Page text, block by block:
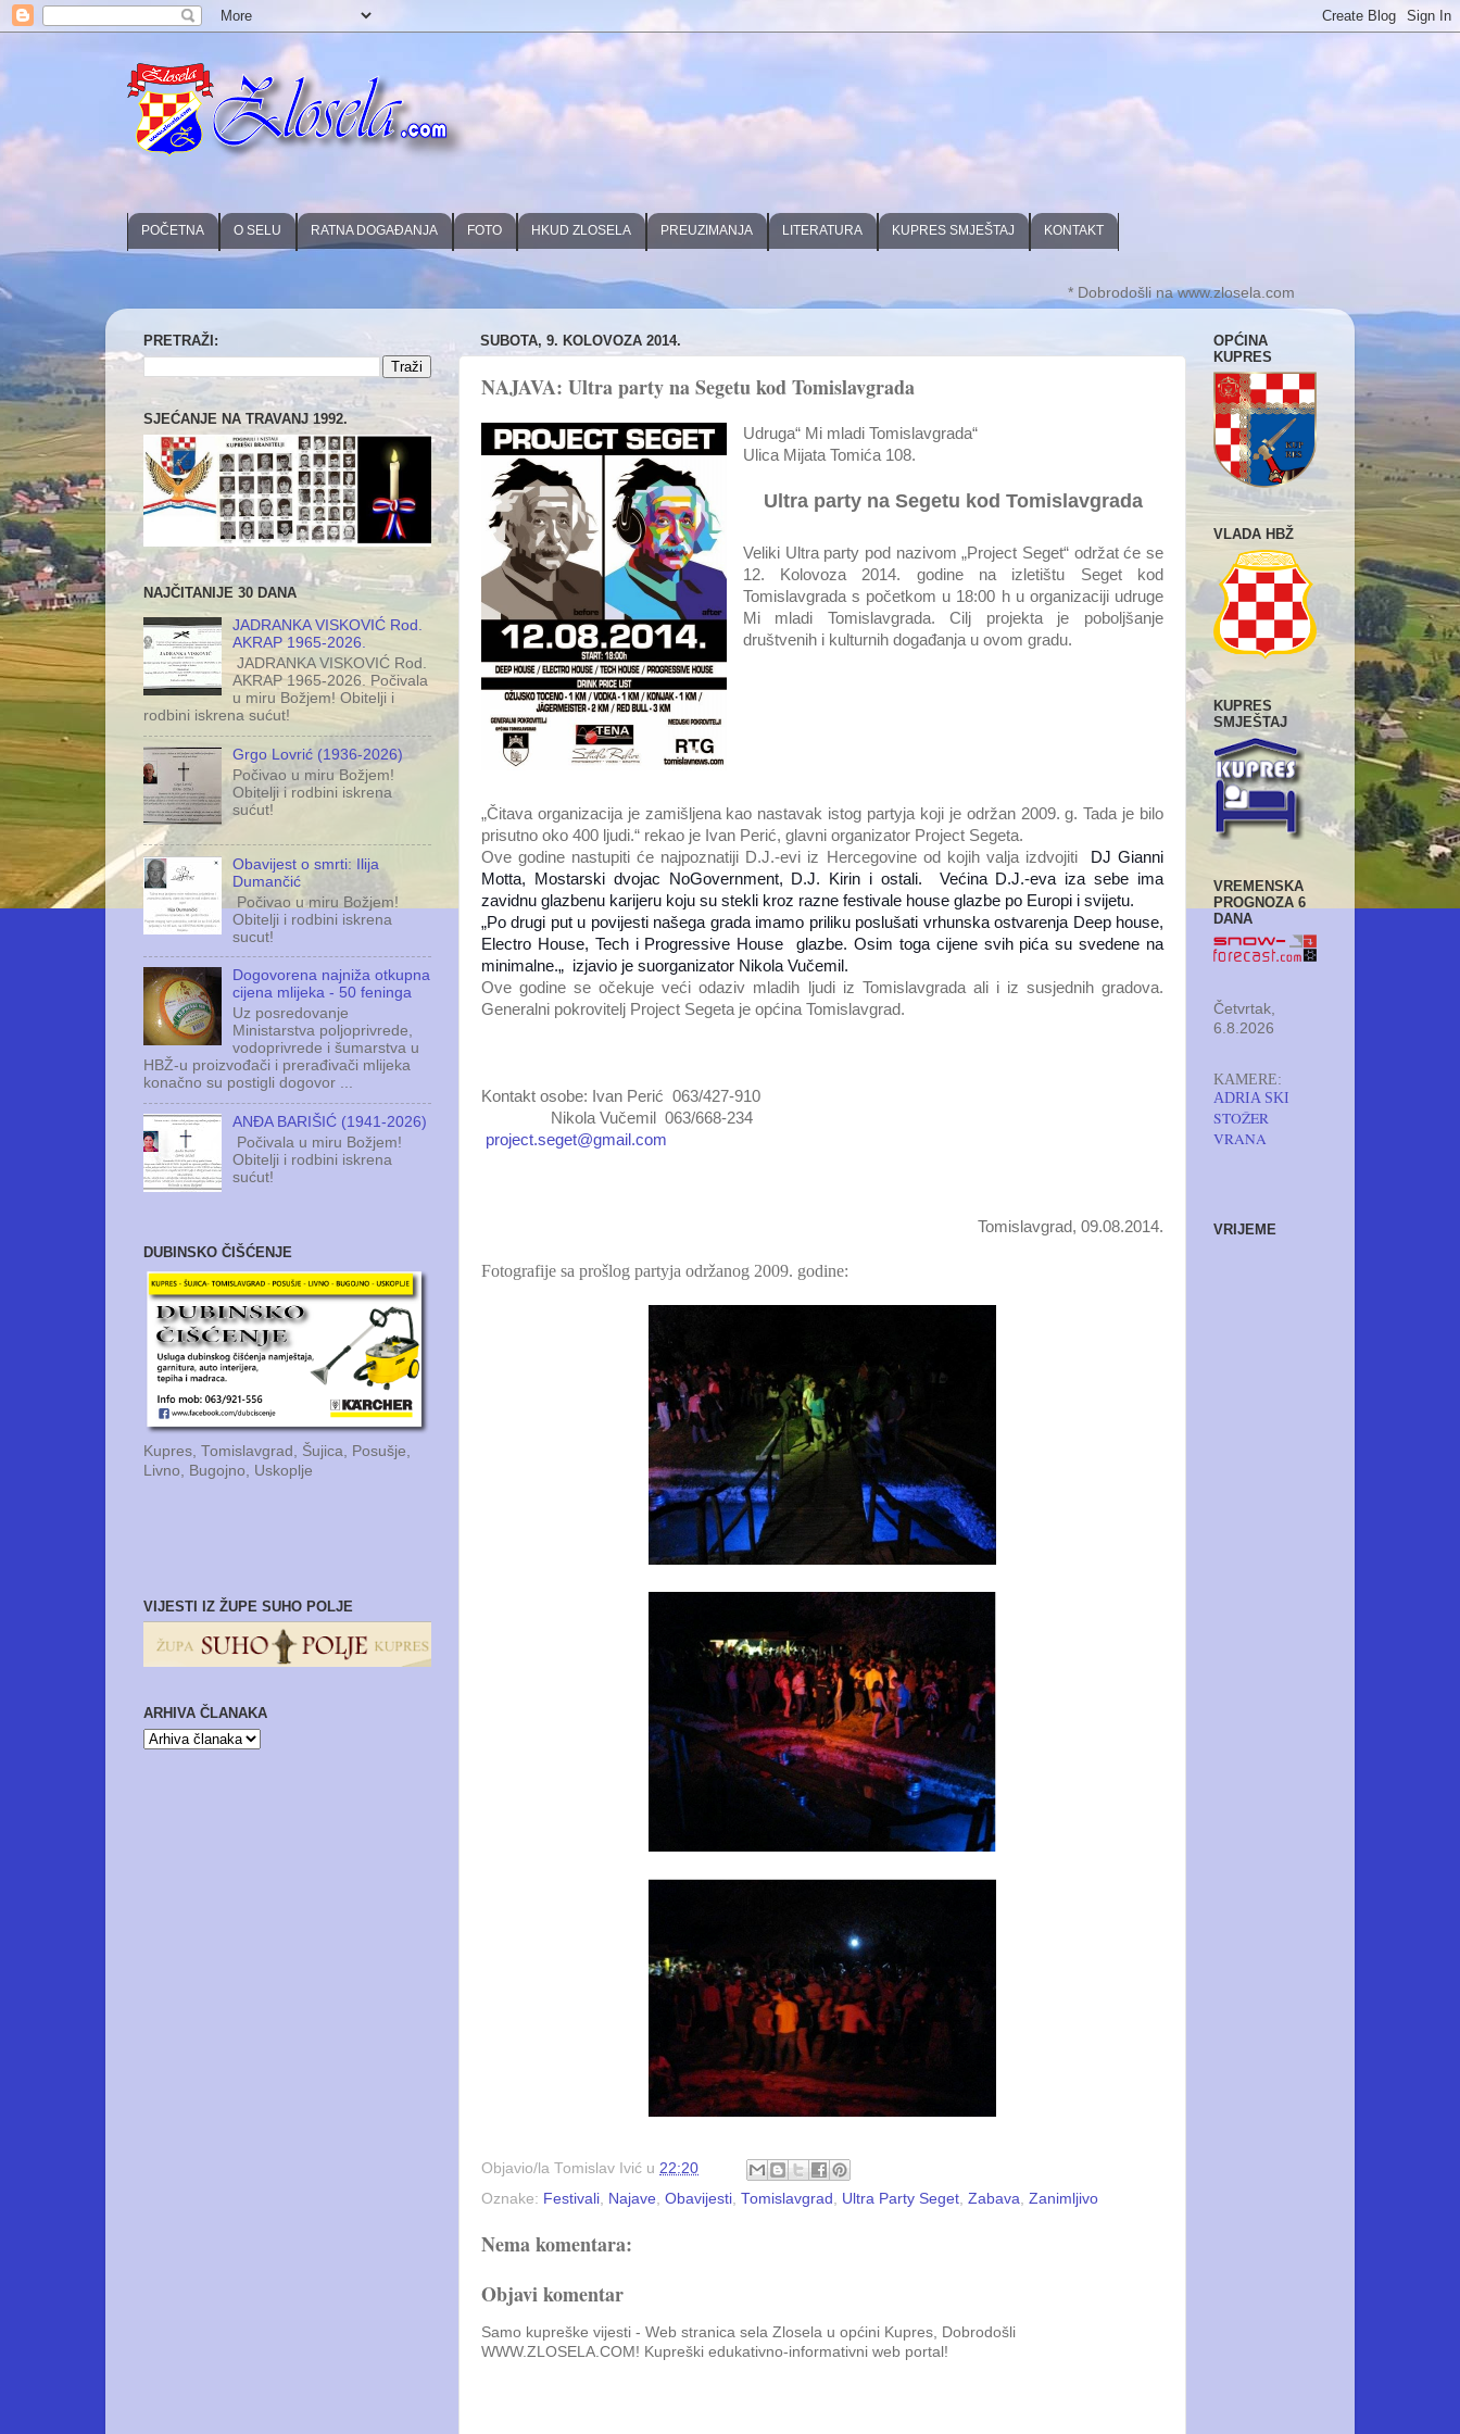
POČETNA O SELU RATNA DOGAĐANJA FOTO HKUD ZLOSELA PREUZIMANJA LITERATURA KUPRES SMJEŠTAJ KONTAKT
* Dobrodošli na www.zlosela.com
SUBOTA, 9. KOLOVOZA 2014.
NAJAVA: Ultra party na Segetu kod Tomislavgrada
Udruga“ Mi mladi Tomislavgrada“
Ulica Mijata Tomića 108.
Ultra party na Segetu kod Tomislavgrada
Veliki Ultra party pod nazivom „Project Seget“ održat će se
12. Kolovoza 2014. godine na izletištu Seget kod
Tomislavgrada s početkom u 18:00 h u organizaciji udruge
Mi mladi Tomislavgrada. Cilj projekta je poboljšanje
društvenih i kulturnih događanja u ovom gradu.
„Čitava organizacija je zamišljena kao nastavak istog partyja koji je održan 2009. g. Tada je bilo
prisutno oko 400 ljudi.“ rekao je Ivan Perić, glavni organizator Project Segeta.
Ove godine nastupiti će najpoznatiji D.J.-evi iz Hercegovine od kojih valja izdvojiti
DJ Gianni
Motta, Mostarski dvojac NoGovernment, D.J. Kirin i ostali. Većina D.J.-eva iza sebe ima
zavidnu glazbenu karijeru koju su stekli kroz razne festivale house glazbe po Europi i svijetu.
„Po drugi put u povijesti našega grada imamo priliku poslušati vrhunska ostvarenja Deep house,
Electro House, Tech i Progressive House glazbe. Osim toga cijene svih pića su svedene na
minimalne.„ izjavio je suorganizator Nikola Vučemil.
Ove godine se očekuje veći odaziv mladih ljudi iz Tomislavgrada ali i iz susjednih gradova.
Generalni pokrovitelj Project Segeta je općina Tomislavgrad.
Kontakt osobe: Ivan Perić 063/427-910
Nikola Vučemil 063/668-234
project.seget@gmail.com
Tomislavgrad, 09.08.2014.
Fotografije sa prošlog partyja održanog 2009. godine:
Objavio/la Tomislav Ivić u 22:20
Oznake: Festivali Najave Obavijesti Tomislavgrad Ultra Party Seget Zabava Zanimljivo
Nema komentara:
Objavi komentar
Samo kupreške vijesti - Web stranica sela Zlosela u općini Kupres, Dobrodošli
WWW.ZLOSELA.COM! Kupreški edukativno-informativni web portal!
PRETRAŽI:
SJEĆANJE NA TRAVANJ 1992.
NAJČITANIJE 30 DANA
JADRANKA VISKOVIĆ Rod.
AKRAP 1965-2026.
JADRANKA VISKOVIĆ Rod.
AKRAP 1965-2026. Počivala
u miru Božjem! Obitelji i
rodbini iskrena sućut!
Grgo Lovrić (1936-2026)
Počivao u miru Božjem!
Obitelji i rodbini iskrena
sućut!
Obavijest o smrti: Ilija
Dumančić
Počivao u miru Božjem!
Obitelji i rodbini iskrena
sucut!
Dogovorena najniža otkupna
cijena mlijeka - 50 feninga
Uz posredovanje
Ministarstva poljoprivrede,
vodoprivrede i šumarstva u
HBŽ-u proizvođači i prerađivači mlijeka
konačno su postigli dogovor ...
ANĐA BARIŠIĆ (1941-2026)
Počivala u miru Božjem!
Obitelji i rodbini iskrena
sućut!
DUBINSKO ČIŠĆENJE
Kupres, Tomislavgrad, Šujica, Posušje,
Livno, Bugojno, Uskoplje
VIJESTI IZ ŽUPE SUHO POLJE
ARHIVA ČLANAKA
OPĆINA
KUPRES
VLADA HBŽ
KUPRES
SMJEŠTAJ
VREMENSKA
PROGNOZA 6
DANA
Četvrtak,
6.8.2026
KAMERE:
ADRIA SKI
STOŽER
VRANA
VRIJEME